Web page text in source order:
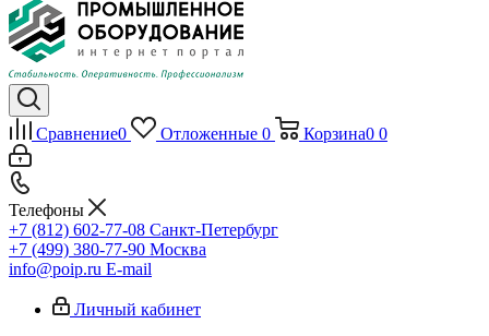
Сравнение0 Отложенные 0 Корзина0 0
Телефоны
+7 (812) 602-77-08 Санкт-Петербург
+7 (499) 380-77-90 Москва
info@poip.ru E-mail
Личный кабинет